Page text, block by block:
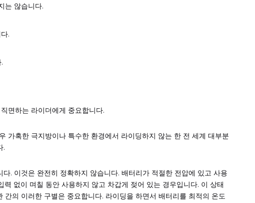
는 않습니다.
.
면하는 라이더에게 중요합니다.
가혹한 극지방이나 특수한 환경에서 라이딩하지 않는 한 전 세계 대부분
.
. 이것은 완전히 정확하지 않습니다. 배터리가 적절한 전압에 있고 사용
없이 며칠 동안 사용하지 않고 차갑게 젖어 있는 경우입니다. 이 상태
의 이러한 구별은 중요합니다. 라이딩을 하면서 배터리를 최적의 온도